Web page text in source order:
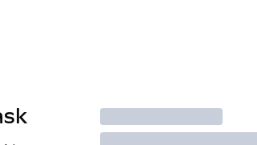
Operar